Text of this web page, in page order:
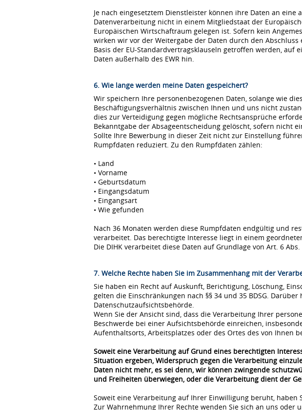
Je nach eingesetztem Dienstleister können ihre Daten an
Datenverarbeitung nicht in einem Mitgliedstaat der
Europäischen Wirtschaftraum gelegen ist. Sofern kein
wirken wir vor der Weitergabe der Daten durch den
Basis der EU-Standardvertragsklauseln getroffen werden,
Daten außerhalb des EWR hin.
6. Wie lange werden meine Daten gespeichert?
Wir speichern Ihre personenbezogenen Daten, solange wie
Beschäftigungsverhältnis zwischen Ihnen und uns nicht
dies zur Verteidigung gegen mögliche Rechtsansprüche
Bekanntgabe der Absageentscheidung gelöscht, sofern nicht
Sollte Ihre Bewerbung in dieser Zeit nicht zur Einstellung
Rumpfdaten reduziert. Zu den Rumpfdaten zählen:
• Land
• Vorname
• Geburtsdatum
• Eingangsdatum
• Eingangsart
• Wie gefunden
Nach 36 Monaten werden diese Rumpfdaten endgültig und
verarbeitet. Das berechtigte Interesse liegt in einem
Die DIHK verarbeitet diese Daten auf Grundlage von Art. 6
7. Welche Rechte haben Sie im Zusammenhang mit der
Sie haben ein Recht auf Auskunft, Berichtigung, Löschung,
gelten die Einschränkungen nach §§ 34 und 35 BDSG.
Datenschutzaufsichtsbehörde.
Wenn Sie der Ansicht sind, dass die Verarbeitung Ihrer
Beschwerde bei einer Aufsichtsbehörde einreichen,
Aufenthaltsorts, Arbeitsplatzes oder des Ortes des von Ihnen
Soweit eine Verarbeitung auf Grund eines berechtigten
Situation ergeben, Widerspruch gegen die Verarbeitung
Daten nicht mehr, es sei denn, wir können zwingende
und Freiheiten überwiegen, oder die Verarbeitung dient der
Soweit eine Verarbeitung auf Ihrer Einwilligung beruht,
Zur Wahrnehmung Ihrer Rechte wenden Sie sich an uns oder